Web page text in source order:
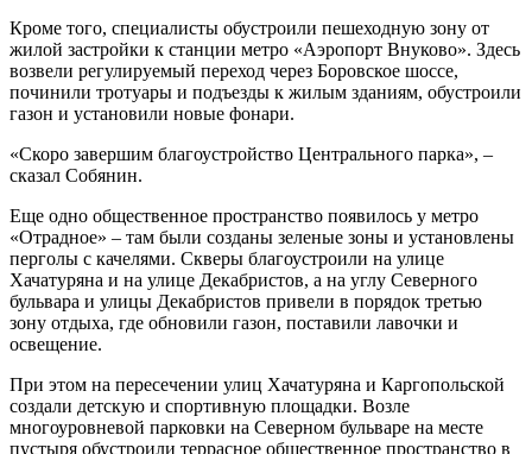
Кроме того, специалисты обустроили пешеходную зону от
жилой застройки к станции метро «Аэропорт Внуково». Здесь
возвели регулируемый переход через Боровское шоссе,
починили тротуары и подъезды к жилым зданиям, обустроили
газон и установили новые фонари.
«Скоро завершим благоустройство Центрального парка», –
сказал Собянин.
Еще одно общественное пространство появилось у метро
«Отрадное» – там были созданы зеленые зоны и установлены
перголы с качелями. Скверы благоустроили на улице
Хачатуряна и на улице Декабристов, а на углу Северного
бульвара и улицы Декабристов привели в порядок третью
зону отдыха, где обновили газон, поставили лавочки и
освещение.
При этом на пересечении улиц Хачатуряна и Каргопольской
создали детскую и спортивную площадки. Возле
многоуровневой парковки на Северном бульваре на месте
пустыря обустроили террасное общественное пространство в